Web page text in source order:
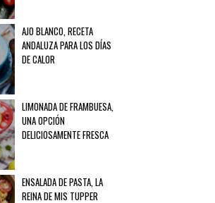
AJO BLANCO, RECETA
ANDALUZA PARA LOS DÍAS
DE CALOR
LIMONADA DE FRAMBUESA,
UNA OPCIÓN
DELICIOSAMENTE FRESCA
ENSALADA DE PASTA, LA
REINA DE MIS TUPPER